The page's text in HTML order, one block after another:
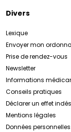
Divers
Lexique
Envoyer mon
Prise de rendez-vous
Newsletter
Informations
Conseils pratiques
Déclarer un effet
Mentions légales
Données personnelles